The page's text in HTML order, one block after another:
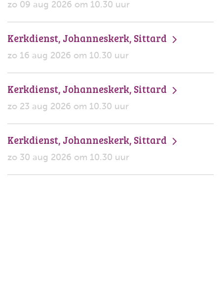
zo 09 aug 2026 om 10.30 uur
Kerkdienst, Johanneskerk, Sittard
zo 16 aug 2026 om 10.30 uur
Kerkdienst, Johanneskerk, Sittard
zo 23 aug 2026 om 10.30 uur
Kerkdienst, Johanneskerk, Sittard
zo 30 aug 2026 om 10.30 uur